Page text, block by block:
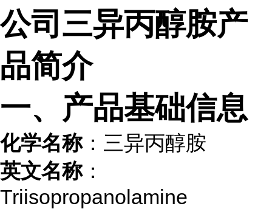
公司三异丙醇胺产
品简介
一、产品基础信息
化学名称：三异丙醇胺
英文名称：
Triisopropanolamine